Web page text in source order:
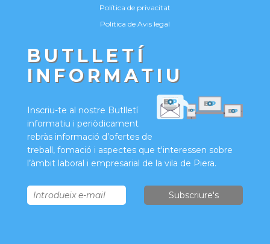
Política de privacitat
Política de Avis legal
BUTLLETÍ
INFORMATIU
Inscriu-te al nostre Butlletí
informatiu i periòdicament
rebràs informació d’ofertes de
treball, fomació i aspectes que t'interessen sobre
l’àmbit laboral i empresarial de la vila de Piera.